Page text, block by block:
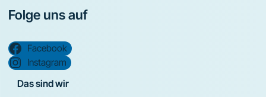
Folge uns auf
Facebook
Instagram
Das sind wir